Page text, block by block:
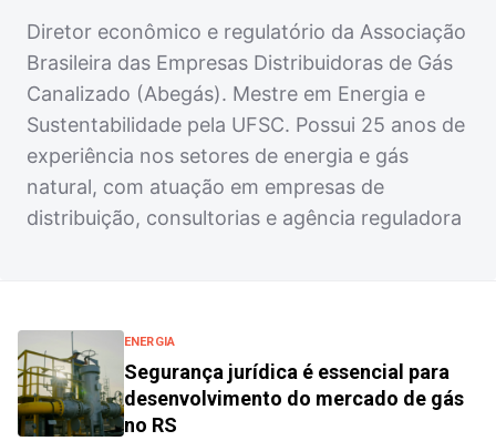
Diretor econômico e regulatório da Associação
Brasileira das Empresas Distribuidoras de Gás
Canalizado (Abegás). Mestre em Energia e
Sustentabilidade pela UFSC. Possui 25 anos de
experiência nos setores de energia e gás
natural, com atuação em empresas de
distribuição, consultorias e agência reguladora
ENERGIA
Segurança jurídica é essencial para
desenvolvimento do mercado de gás
no RS